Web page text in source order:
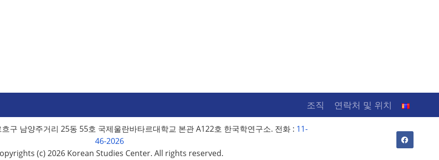
조직 연락처 및 위치
구 남양주거리 25동 55호 국제울란바타르대학교 본관 A122호 한국학연구소. 전화 : 11-
46-2026
(c) 2026 Korean Studies Center. All rights reserved.